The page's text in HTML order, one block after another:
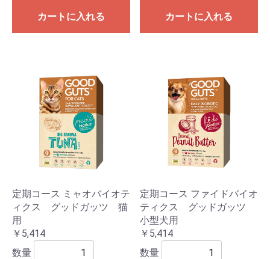
カートに入れる カートに入れる
定期コース ミャオバイオテ
ィクス グッドガッツ 猫
用
￥5,414
数量
定期コース ファイドバイオ
ティクス グッドガッツ
小型犬用
￥5,414
数量